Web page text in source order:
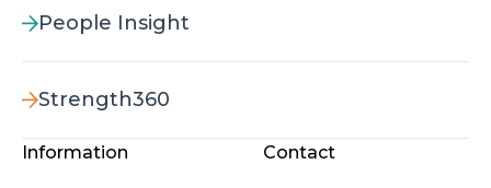
People Insight
Strength360
Information Contact